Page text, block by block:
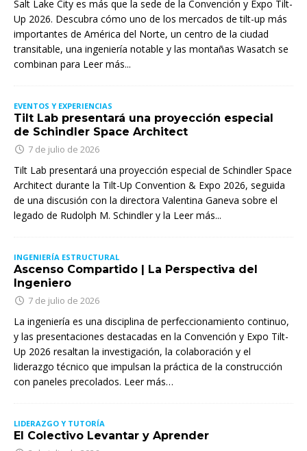
Salt Lake City es más que la sede de la Convención y Expo Tilt-
Up 2026. Descubra cómo uno de los mercados de tilt-up más
importantes de América del Norte, un centro de la ciudad
transitable, una ingeniería notable y las montañas Wasatch se
combinan para Leer más...
EVENTOS Y EXPERIENCIAS
Tilt Lab presentará una proyección especial
de Schindler Space Architect
7 de julio de 2026
Tilt Lab presentará una proyección especial de Schindler Space
Architect durante la Tilt-Up Convention & Expo 2026, seguida
de una discusión con la directora Valentina Ganeva sobre el
legado de Rudolph M. Schindler y la Leer más...
INGENIERÍA ESTRUCTURAL
Ascenso Compartido | La Perspectiva del
Ingeniero
7 de julio de 2026
La ingeniería es una disciplina de perfeccionamiento continuo,
y las presentaciones destacadas en la Convención y Expo Tilt-
Up 2026 resaltan la investigación, la colaboración y el
liderazgo técnico que impulsan la práctica de la construcción
con paneles precolados. Leer más…
LIDERAZGO Y TUTORÍA
El Colectivo Levantar y Aprender